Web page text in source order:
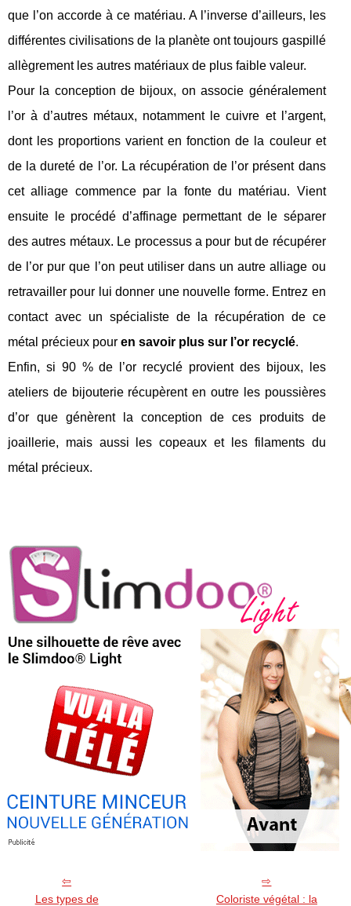
que l’on accorde à ce matériau. A l’inverse d’ailleurs, les
différentes civilisations de la planète ont toujours gaspillé
allègrement les autres matériaux de plus faible valeur.
Pour la conception de bijoux, on associe généralement
l’or à d’autres métaux, notamment le cuivre et l’argent,
dont les proportions varient en fonction de la couleur et
de la dureté de l’or. La récupération de l’or présent dans
cet alliage commence par la fonte du matériau. Vient
ensuite le procédé d’affinage permettant de le séparer
des autres métaux. Le processus a pour but de récupérer
de l’or pur que l’on peut utiliser dans un autre alliage ou
retravailler pour lui donner une nouvelle forme. Entrez en
contact avec un spécialiste de la récupération de ce
métal précieux pour en savoir plus sur l’or recyclé.
Enfin, si 90 % de l’or recyclé provient des bijoux, les
ateliers de bijouterie récupèrent en outre les poussières
d’or que génèrent la conception de ces produits de
joaillerie, mais aussi les copeaux et les filaments du
métal précieux.
Les types de
Coloriste végétal : la